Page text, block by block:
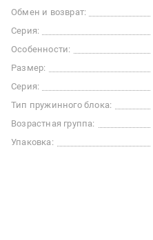
Обмен и возврат:
Серия:
Особенности:
Размер:
Серия:
Тип пружинного блока:
Возрастная группа:
Упаковка: